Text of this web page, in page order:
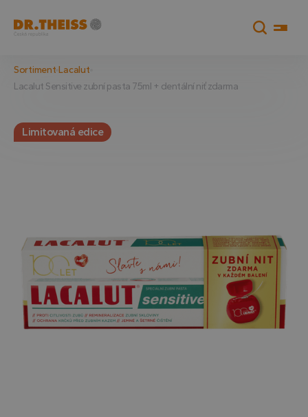
Sortiment Lacalut
Lacalut Sensitive zubní pasta 75ml + dentální niť zdarma
Limitovaná edice